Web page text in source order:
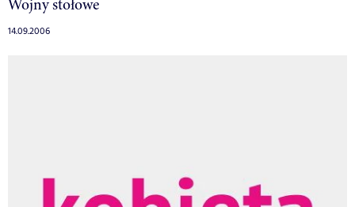
Wojny stołowe
14.09.2006